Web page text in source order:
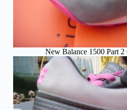
New Balance 1500 Part